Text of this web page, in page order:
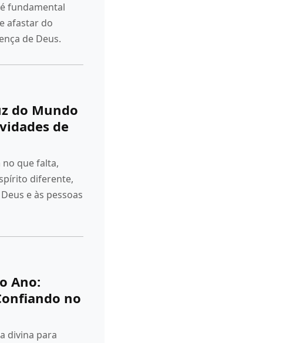
fundamental
afastar do
de Deus.
do Mundo
de
que falta,
diferente,
e às pessoas
Ano:
no
divina para